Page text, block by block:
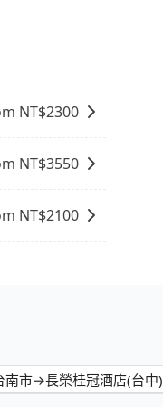
下的孩童必
提袋內。
NT$2300
NT$3550
NT$2100
南市→長榮桂冠酒店(台中)